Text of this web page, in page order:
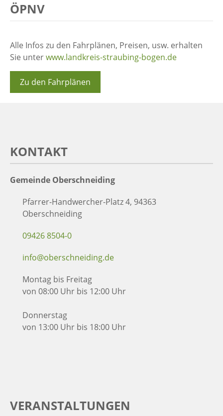
ÖPNV
Alle Infos zu den Fahrplänen, Preisen, usw. erhalten
Sie unterwww.landkreis-straubing-bogen.de
Zu den Fahrplänen
KONTAKT
Gemeinde Oberschneiding
Pfarrer-Handwercher-Platz 4, 94363
Oberschneiding
09426 8504-0
info@oberschneiding.de
Montag bis Freitag
von 08:00 Uhr bis 12:00 Uhr
Donnerstag
von 13:00 Uhr bis 18:00 Uhr
VERANSTALTUNGEN